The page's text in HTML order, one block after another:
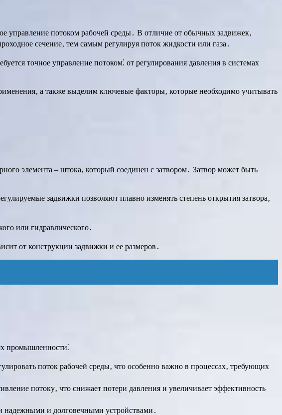
управление потоком рабочей среды․ В отличие от обычных задвижек‚
сечение‚ тем самым регулируя поток жидкости или газа․
точное управление потоком⁚ от регулирования давления в системах
а также выделим ключевые факторы‚ которые необходимо учитывать
элемента – штока‚ который соединен с затвором․ Затвор может быть
задвижки позволяют плавно изменять степень открытия затвора‚
или гидравлического․
от конструкции задвижки и ее размеров․
промышленности⁚
поток рабочей среды‚ что особенно важно в процессах‚ требующих
потоку‚ что снижает потери давления и увеличивает эффективность
надежными и долговечными устройствами․